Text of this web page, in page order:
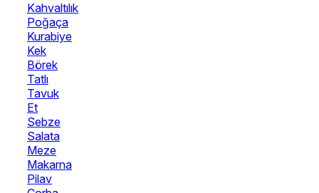
Kahvaltılık
Poğaça
Kurabiye
Kek
Börek
Tatlı
Tavuk
Et
Sebze
Salata
Meze
Makarna
Pilav